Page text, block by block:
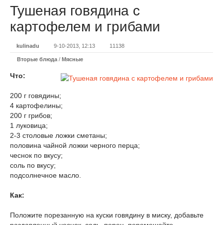
Тушеная говядина с
картофелем и грибами
kulinadu 9-10-2013, 12:13 11138
Вторые блюда / Мясные
Что:
200 г говядины;
4 картофелины;
200 г грибов;
1 луковица;
2-3 столовые ложки сметаны;
половина чайной ложки черного перца;
чеснок по вкусу;
соль по вкусу;
подсолнечное масло.
Как:
Положите порезанную на куски говядину в миску, добавьте